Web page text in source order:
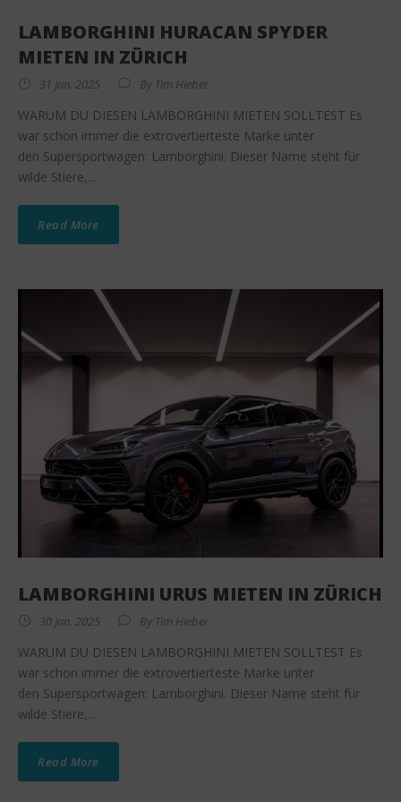
LAMBORGHINI HURACAN SPYDER
MIETEN IN ZÜRICH
31 Jan. 2025 By Tim Hieber
WARUM DU DIESEN LAMBORGHINI MIETEN SOLLTEST Es
war schon immer die extrovertierteste Marke unter
den Supersportwagen: Lamborghini. Dieser Name steht für
wilde Stiere,...
Read More
LAMBORGHINI URUS MIETEN IN ZÜRICH
30 Jan. 2025 By Tim Hieber
WARUM DU DIESEN LAMBORGHINI MIETEN SOLLTEST Es
war schon immer die extrovertierteste Marke unter
den Supersportwagen: Lamborghini. Dieser Name steht für
wilde Stiere,...
Read More